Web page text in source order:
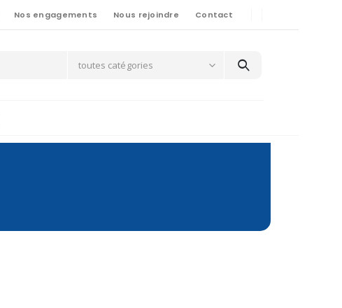
Nos engagements Nous rejoindre Contact
toutes catégories